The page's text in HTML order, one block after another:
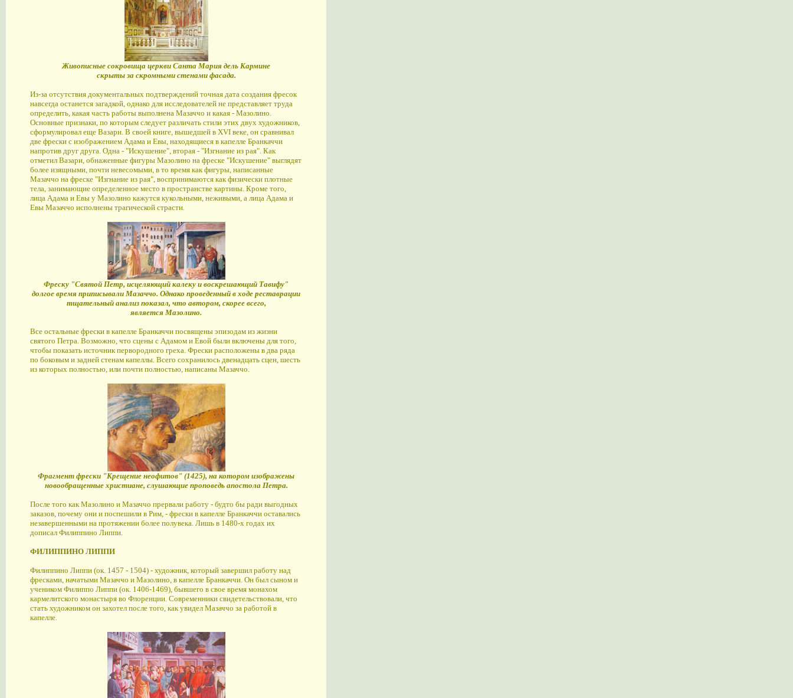
Живописные сокровища церкви Санта Мария дель Кармине
скрыты за скромными стенами фасада.
Из-за отсутствия документальных подтверждений точная дата создания фресок
навсегда останется загадкой, однако для исследователей не представляет труда
определить, какая часть работы выполнена Мазаччо и какая - Мазолино.
Основные признаки, по которым следует различать стили этих двух художников,
сформулировал еще Вазари. В своей книге, вышедшей в XVI веке, он сравнивал
две фрески с изображением Адама и Евы, находящиеся в капелле Бранкаччи
напротив друг друга. Одна - "Искушение", вторая - "Изгнание из рая". Как
отметил Вазари, обнаженные фигуры Мазолино на фреске "Искушение" выглядят
более изящными, почти невесомыми, в то время как фигуры, написанные
Мазаччо на фреске "Изгнание из рая", воспринимаются как физически плотные
тела, занимающие определенное место в пространстве картины. Кроме того,
лица Адама и Евы у Мазолино кажутся кукольными, неживыми, а лица Адама и
Евы Мазаччо исполнены трагической страсти.
Фреску "Святой Петр, исцеляющий калеку и воскрешающий Тавифу"
долгое время приписывали Мазаччо. Однако проведенный в ходе реставрации
тщательный анализ показал, что автором, скорее всего,
является Мазолино.
Все остальные фрески в капелле Бранкаччи посвящены эпизодам из жизни
святого Петра. Возможно, что сцены с Адамом и Евой были включены для того,
чтобы показать источник первородного греха. Фрески расположены в два ряда
по боковым и задней стенам капеллы. Всего сохранилось двенадцать сцен, шесть
из которых полностью, или почти полностью, написаны Мазаччо.
Фрагмент фрески "Крещение неофитов" (1425), на котором изображены
новообращенные христиане, слушающие проповедь апостола Петра.
После того как Мазолино и Мазаччо прервали работу - будто бы ради выгодных
заказов, почему они и поспешили в Рим, - фрески в капелле Бранкаччи оставались
незавершенными на протяжении более полувека. Лишь в 1480-х годах их
дописал Филиппино Липпи.
ФИЛИППИНО ЛИППИ
Филиппино Липпи (ок. 1457 - 1504) - художник, который завершил работу над
фресками, начатыми Мазаччо и Мазолино, в капелле Бранкаччи. Он был сыном и
учеником Филиппо Липпи (ок. 1406-1469), бывшего в свое время монахом
кармелитского монастыря во Флоренции. Современники свидетельствовали, что
стать художником он захотел после того, как увидел Мазаччо за работой в
капелле.